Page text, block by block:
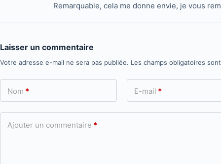
Remarquable, cela me donne envie, je vous
Laisser un commentaire
Votre adresse e-mail ne sera pas publiée. Les champs obligatoires
Nom * E-mail *
Ajouter un commentaire *